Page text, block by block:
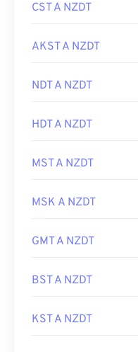
CST A NZDT
AKST A NZDT
NDT A NZDT
HDT A NZDT
MST A NZDT
MSK A NZDT
GMT A NZDT
BST A NZDT
KST A NZDT